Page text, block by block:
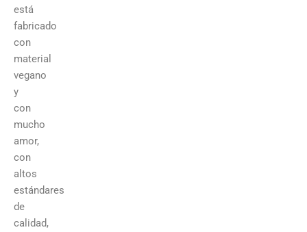
está
fabricado
con
material
vegano
y
con
mucho
amor,
con
altos
estándares
de
calidad,